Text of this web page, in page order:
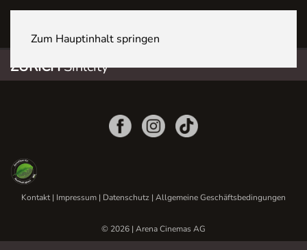
Zum Hauptinhalt springen
ZÜRICHSihlcity
Kontakt| Impressum | Datenschutz | Allgemeine Geschäftsbedingungen
© 2026 | Arena Cinemas AG